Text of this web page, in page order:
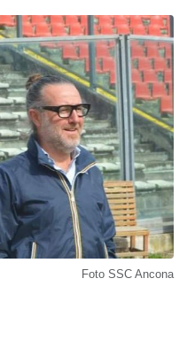
Foto SSC Ancona